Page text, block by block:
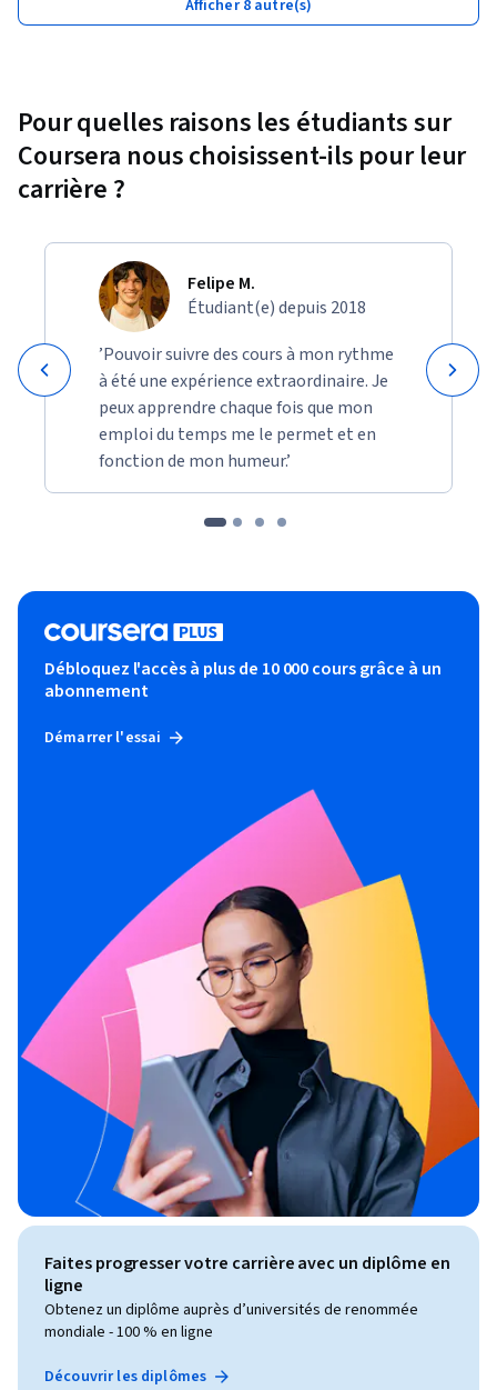
Afficher 8 autre(s)
Pour quelles raisons les étudiants sur
Coursera nous choisissent-ils pour leur
carrière ?
Felipe M.
Étudiant(e) depuis 2018
’Pouvoir suivre des cours à mon rythme
à été une expérience extraordinaire. Je
peux apprendre chaque fois que mon
emploi du temps me le permet et en
fonction de mon humeur.’
Débloquez l'accès à plus de 10 000 cours grâce à un
abonnement
Démarrer l'essai
Faites progresser votre carrière avec un diplôme en
ligne
Obtenez un diplôme auprès d’universités de renommée
mondiale - 100 % en ligne
Découvrir les diplômes